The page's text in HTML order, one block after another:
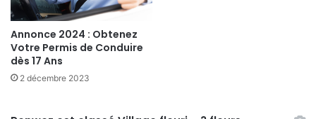
Annonce 2024 : Obtenez
Votre Permis de Conduire
dès 17 Ans
2 décembre 2023